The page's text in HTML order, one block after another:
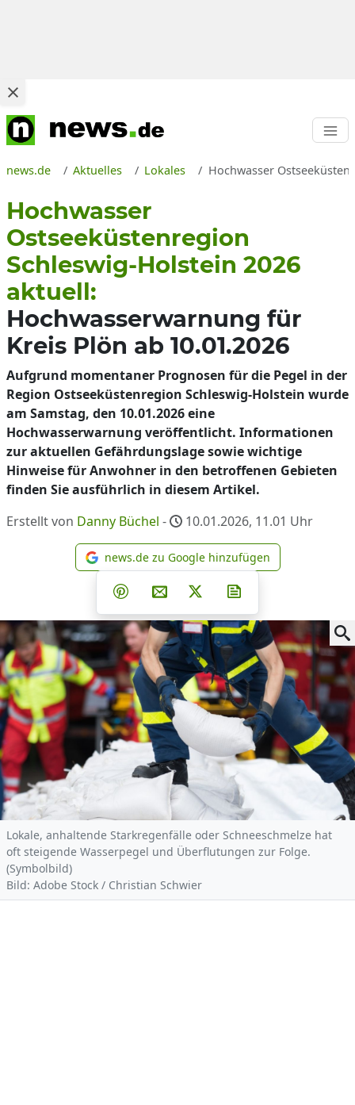
news.de Aktuelles Lokales Hochwasser
Hochwasser
Ostseeküstenregion
Schleswig-Holstein 2026
aktuell:
Hochwasserwarnung für
Kreis Plön ab 10.01.2026
Aufgrund momentaner Prognosen für die Pegel in der
Region Ostseeküstenregion Schleswig-Holstein wurde
am Samstag, den 10.01.2026 eine
Hochwasserwarnung veröffentlicht. Informationen
zur aktuellen Gefährdungslage sowie wichtige
Hinweise für Anwohner in den betroffenen Gebieten
finden Sie ausführlich in diesem Artikel.
Erstellt von Danny Büchel - 10.01.2026, 11.01 Uhr
news.de zu Google
news.de zu Google hinzufügen
Teilen auf Facebook
Teilen auf Whatsapp
Teilen auf Telegram
Teilen auf Pinterest
Per E-Mail teilen
Post auf X
Lokale, anhaltende Starkregenfälle oder Schneeschmelze hat
oft steigende Wasserpegel und Überflutungen zur Folge.
(Symbolbild)
Bild: Adobe Stock / Christian Schwier